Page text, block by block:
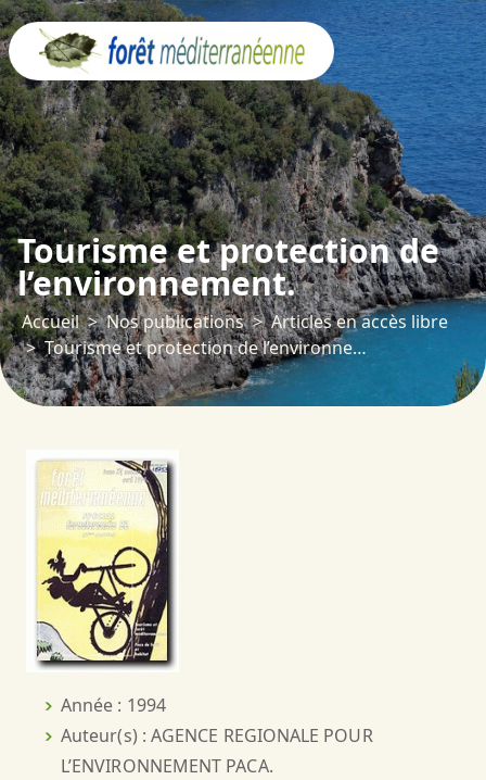
Tourisme et protection de
l’environnement.
Accueil Nos publications
Articles en accès libre
Tourisme et protection de l’environnement.
Année : 1994
Auteur(s) : AGENCE REGIONALE POUR
L’ENVIRONNEMENT PACA.
Panneau de gestion des cookies